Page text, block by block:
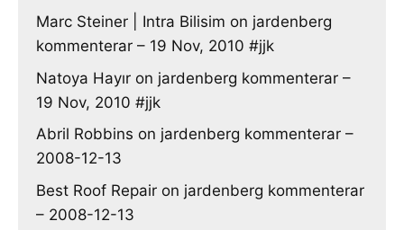
Marc Steiner | Intra Bilisim on jardenberg
kommenterar – 19 Nov, 2010 #jjk
Natoya Hayır on jardenberg kommenterar –
19 Nov, 2010 #jjk
Abril Robbins on jardenberg kommenterar –
2008-12-13
Best Roof Repair on jardenberg kommenterar
– 2008-12-13